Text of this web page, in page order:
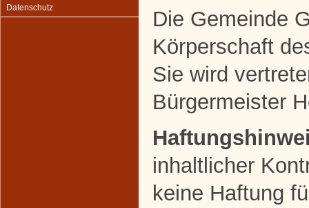
Datenschutz
Die Gemeinde
Körperschaft
Sie wird
Bürgermeister
inhaltlicher
keine Haftung